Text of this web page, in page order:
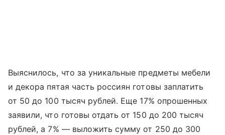
Выяснилось, что за уникальные предметы мебели
и декора пятая часть россиян готовы заплатить
от 50 до 100 тысяч рублей. Еще 17% опрошенных
заявили, что готовы отдать от 150 до 200 тысяч
рублей, а 7% — выложить сумму от 250 до 300